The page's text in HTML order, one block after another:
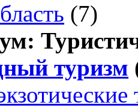
(7)
туризм